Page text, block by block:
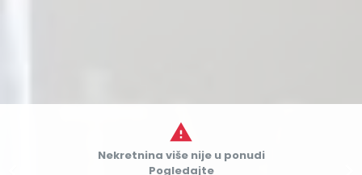

Nekretnina više nije u ponudi
Pogledajte